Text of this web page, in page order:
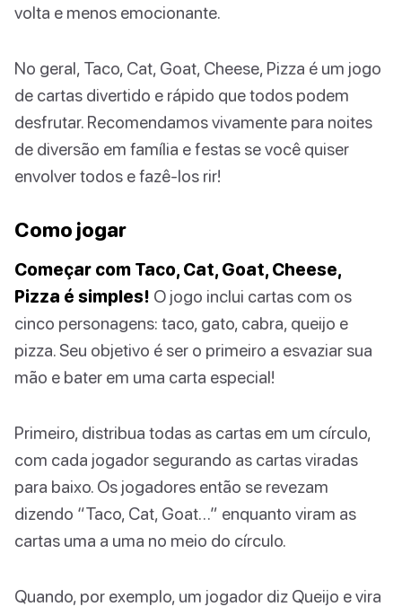
volta e menos emocionante.
No geral, Taco, Cat, Goat, Cheese, Pizza é um jogo
de cartas divertido e rápido que todos podem
desfrutar. Recomendamos vivamente para noites
de diversão em família e festas se você quiser
envolver todos e fazê-los rir!
Como jogar
Começar com Taco, Cat, Goat, Cheese,
Pizza é simples! O jogo inclui cartas com os
cinco personagens: taco, gato, cabra, queijo e
pizza. Seu objetivo é ser o primeiro a esvaziar sua
mão e bater em uma carta especial!
Primeiro, distribua todas as cartas em um círculo,
com cada jogador segurando as cartas viradas
para baixo. Os jogadores então se revezam
dizendo “Taco, Cat, Goat…” enquanto viram as
cartas uma a uma no meio do círculo.
Quando, por exemplo, um jogador diz Queijo e vira